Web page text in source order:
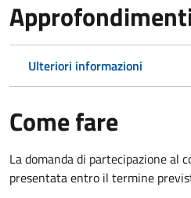
Ulteriori informazioni
Come fare
La domanda di partecipazione al
presentata entro il termine